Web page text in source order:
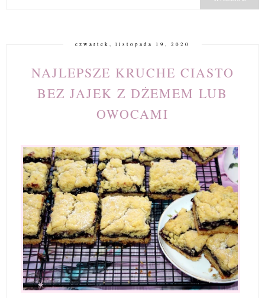
czwartek, listopada 19, 2020
NAJLEPSZE KRUCHE CIASTO
BEZ JAJEK Z DŻEMEM LUB
OWOCAMI